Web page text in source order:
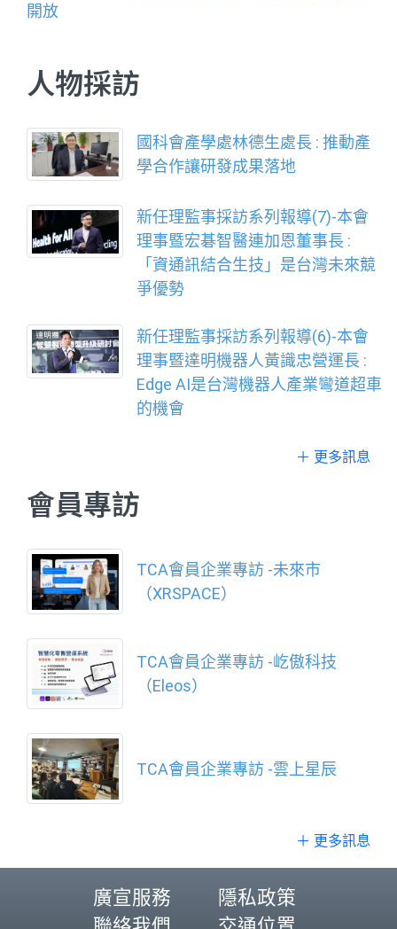
開放
人物採訪
國科會產學處林德生處長 : 推動產
學合作讓研發成果落地
新任理監事採訪系列報導(7)-本會
理事暨宏碁智醫連加恩董事長 :
「資通訊結合生技」是台灣未來競
爭優勢
新任理監事採訪系列報導(6)-本會
理事暨達明機器人黃識忠營運長 :
Edge AI是台灣機器人產業彎道超車
的機會
＋ 更多訊息
會員專訪
TCA會員企業專訪 -未來市
（XRSPACE）
TCA會員企業專訪 -屹傲科技
（Eleos）
TCA會員企業專訪 -雲上星辰
＋ 更多訊息
廣宣服務
隱私政策